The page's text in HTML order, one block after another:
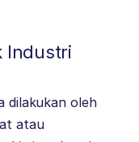
Industri
dilakukan oleh
atau